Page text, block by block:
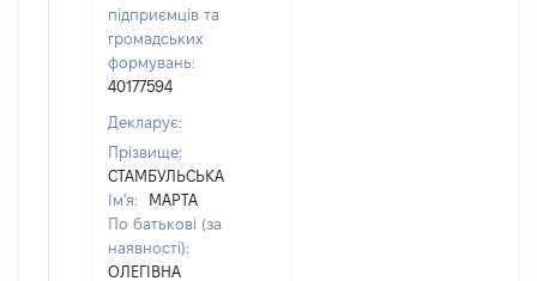
підприємців та
громадських
формувань:
40177594
Декларує:
Прізвище:
СТАМБУЛЬСЬКА
Ім'я:
МАРТА
По батькові (за
наявності):
ОЛЕГІВНА